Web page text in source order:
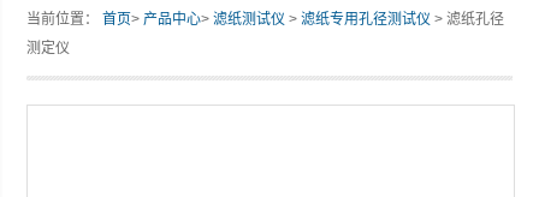
当前位置：首页>产品中心>滤纸测试仪 >滤纸专用孔径测试仪 > 滤纸孔径
测定仪